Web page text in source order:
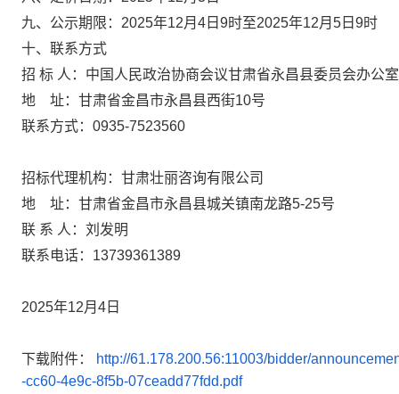
九、 公示期限： 2025年12月4日9时至2025年12月5日9时
十、 联系方式
招 标 人： 中国人民政治协商会议甘肃省永昌县委员会办公室
地
址： 甘肃省金昌市永昌县西街10号
联系方式： 0935-7523560
招标代理机构： 甘肃壮丽咨询有限公司
地
址：甘肃省金昌市永昌县城关镇南龙路5-25号
联 系 人： 刘发明
联系电话： 13739361389
2025年12月4日
下载附件：
http://61.178.200.56:11003/bidder/
-cc60-4e9c-8f5b-07ceadd77fdd.pdf